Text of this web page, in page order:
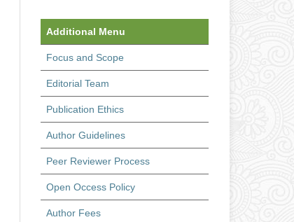
Additional Menu
Focus and Scope
Editorial Team
Publication Ethics
Author Guidelines
Peer Reviewer Process
Open Occess Policy
Author Fees